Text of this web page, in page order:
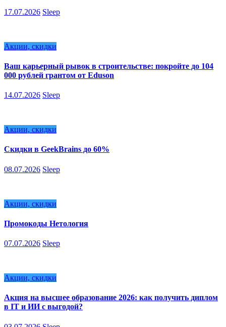
17.07.2026 Sleep
Акции, скидки
Ваш карьерный рывок в строительстве: покройте до 104
000 рублей грантом от Eduson
14.07.2026 Sleep
Акции, скидки
Скидки в GeekBrains до 60%
08.07.2026 Sleep
Акции, скидки
Промокоды Нетология
07.07.2026 Sleep
Акции, скидки
Акция на высшее образование 2026: как получить диплом
в IT и ИИ с выгодой?